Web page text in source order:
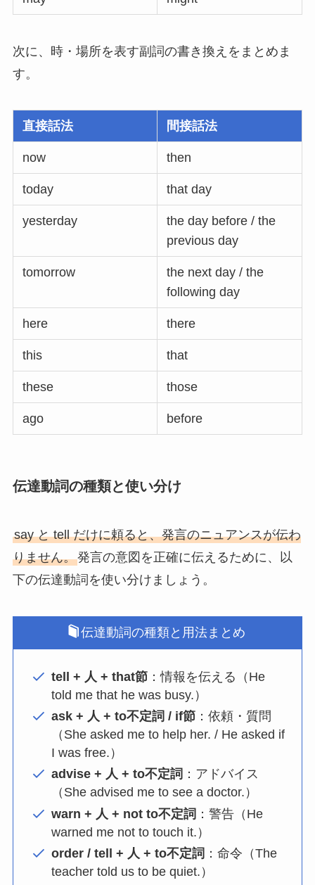
次に、時・場所を表す副詞の書き換えをまとめま
す。
直接話法 間接話法
now then
today that day
yesterday
the day before / the
previous day
tomorrow
the next day / the
following day
here there
this that
these those
ago before
伝達動詞の種類と使い分け
say と tell だけに頼ると、発言のニュアンスが伝わ
りません。発言の意図を正確に伝えるために、以
下の伝達動詞を使い分けましょう。
伝達動詞の種類と用法まとめ
tell + 人 + that節：情報を伝える（He
told me that he was busy.）
ask + 人 + to不定詞 / if節：依頼・質問
（She asked me to help her. / He asked if
I was free.）
advise + 人 + to不定詞 ：アドバイス
（She advised me to see a doctor.）
warn + 人 + not to不定詞 ：警告（He
warned me not to touch it.）
order / tell + 人 + to不定詞 ：命令（The
teacher told us to be quiet.）